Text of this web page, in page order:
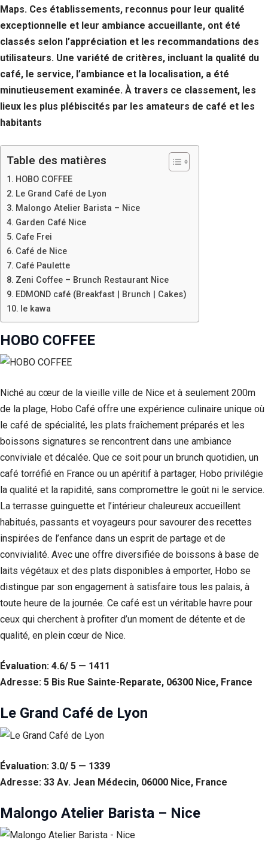
Maps. Ces établissements, reconnus pour leur qualité
exceptionnelle et leur ambiance accueillante, ont été
classés selon l’appréciation et les recommandations des
utilisateurs. Une variété de critères, incluant la qualité du
café, le service, l’ambiance et la localisation, a été
minutieusement examinée. À travers ce classement, les
lieux les plus plébiscités par les amateurs de café et les
habitants
Table des matières
HOBO COFFEE
Le Grand Café de Lyon
Malongo Atelier Barista – Nice
Garden Café Nice
Cafe Frei
Café de Nice
Café Paulette
Zeni Coffee – Brunch Restaurant Nice
EDMOND café (Breakfast | Brunch | Cakes)
le kawa
HOBO COFFEE
Niché au cœur de la vieille ville de Nice et à seulement 200m
de la plage, Hobo Café offre une expérience culinaire unique où
le café de spécialité, les plats fraîchement préparés et les
boissons signatures se rencontrent dans une ambiance
conviviale et décalée. Que ce soit pour un brunch quotidien, un
café torréfié en France ou un apéritif à partager, Hobo privilégie
la qualité et la rapidité, sans compromettre le goût ni le service.
La terrasse guinguette et l’intérieur chaleureux accueillent
habitués, passants et voyageurs pour savourer des recettes
inspirées de l’enfance dans un esprit de partage et de
convivialité. Avec une offre diversifiée de boissons à base de
laits végétaux et des plats disponibles à emporter, Hobo se
distingue par son engagement à satisfaire tous les palais, à
toute heure de la journée. Ce café est un véritable havre pour
ceux qui cherchent à profiter d’un moment de détente et de
qualité, en plein cœur de Nice.
Évaluation: 4.6/ 5 — 1411
Adresse: 5 Bis Rue Sainte-Reparate, 06300 Nice, France
Le Grand Café de Lyon
Évaluation: 3.0/ 5 — 1339
Adresse: 33 Av. Jean Médecin, 06000 Nice, France
Malongo Atelier Barista – Nice